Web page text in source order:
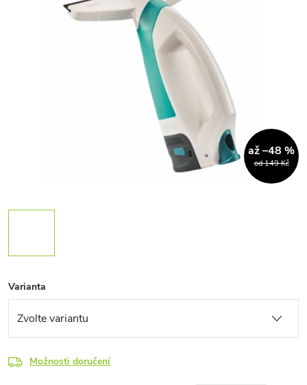
od 149 Kč
až –48 %
Varianta
Možnosti doručení